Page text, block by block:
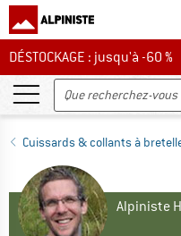
DÉSTOCKAGE : jusqu'à -60 %
DÉSTOCKAGE : jusqu'à -60
Cuissards & collants à
Alpiniste